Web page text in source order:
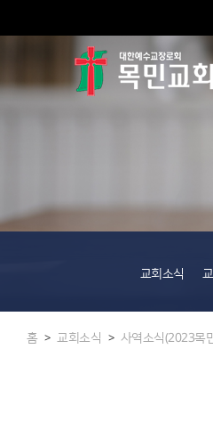
교회소식
홈 > 교회소식 > 사역소식(2023목